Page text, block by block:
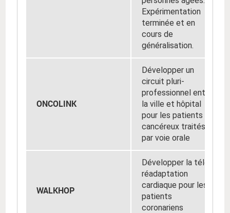
Expérimentation
terminée et en
cours de
généralisation.
ONCOLINK
Développer un
circuit pluri-
professionnel entre
la ville et hôpital
pour les patients
cancéreux traités
par voie orale
WALKHOP
Développer la télé-
réadaptation
cardiaque pour les
patients
coronariens